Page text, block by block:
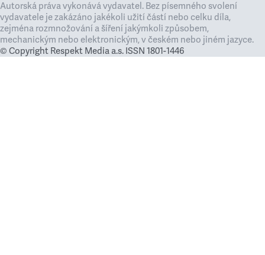
Autorská práva vykonává vydavatel. Bez písemného svolení
vydavatele je zakázáno jakékoli užití částí nebo celku díla,
zejména rozmnožování a šíření jakýmkoli způsobem,
mechanickým nebo elektronickým, v českém nebo jiném jazyce.
© Copyright Respekt Media a.s. ISSN 1801-1446